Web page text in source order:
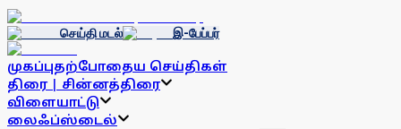
செய்தி மடல் இ-பேப்பர்
முகப்புதற்போதைய செய்திகள்
திரை | சின்னத்திரை
விளையாட்டு
லைஃப்ஸ்டைல்